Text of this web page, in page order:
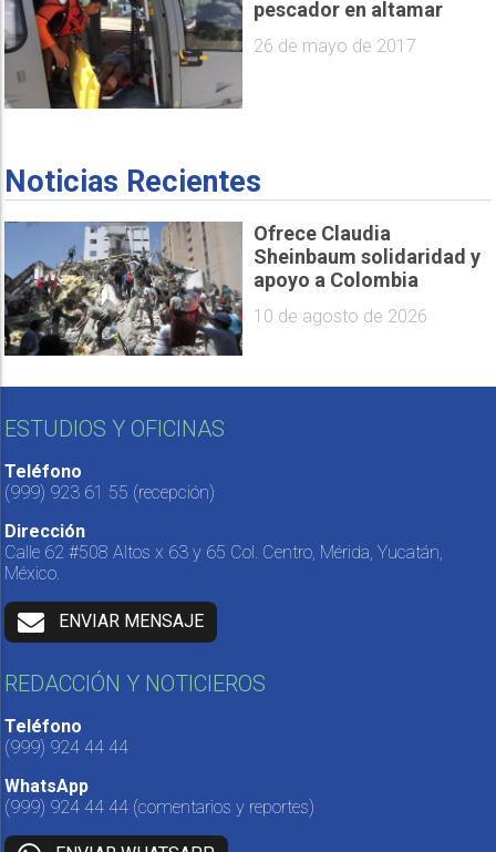
pescador en altamar
26 de mayo de 2017
Noticias Recientes
Ofrece Claudia
Sheinbaum solidaridad y
apoyo a Colombia
10 de agosto de 2026
ESTUDIOS Y OFICINAS
Teléfono
(999) 923 61 55 (recepción)
Dirección
Calle 62 #508 Altos x 63 y 65 Col. Centro, Mérida, Yucatán,
México.
ENVIAR MENSAJE
REDACCIÓN Y NOTICIEROS
Teléfono
(999) 924 44 44
WhatsApp
(999) 924 44 44 (comentarios y reportes)